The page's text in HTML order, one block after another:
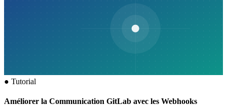
● Tutorial
Améliorer la Communication GitLab avec les Webhooks